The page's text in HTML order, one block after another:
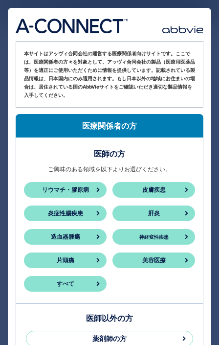
本サイトはアッヴィ合同会社の運営する医療関係者向けサイトです。ここで
は、医療関係者の方々を対象として、アッヴィ合同会社の製品（医療用医薬品
等）を適正にご使用いただくために情報を提供しています。記載されている製
品情報は、日本国内にのみ適用されます。もし日本以外の地域にお住まいの場
合は、居住されている国のAbbVieサイトをご確認いただき適切な製品情報を
入手してください。
医療関係者の方
医師の方
ご興味のある領域を以下よりお選びください。
リウマチ・膠原病 皮膚疾患
炎症性腸疾患 肝炎
造血器腫瘍 神経変性疾患
片頭痛 美容医療
すべて
医師以外の方
薬剤師の方